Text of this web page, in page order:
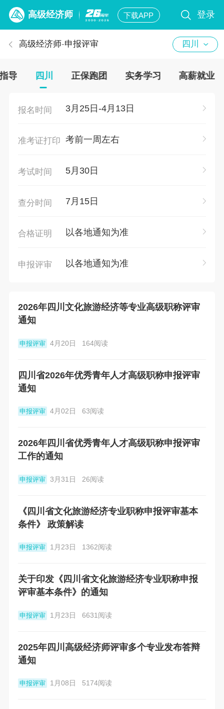
高级经济师 下载APP 登录
四川
高级经济师-申报评审
导 四川 正保跑团 实务学习 高薪就业
报名时间 3月25日-4月13日
准考证打印 考前一周左右
考试时间 5月30日
查分时间 7月15日
合格证明 以各地通知为准
申报评审 以各地通知为准
2026年四川文化旅游经济等专业高级职称评审
通知
申报评审 4月20日 164阅读
四川省2026年优秀青年人才高级职称申报评审
通知
申报评审 4月02日 63阅读
2026年四川省优秀青年人才高级职称申报评审
工作的通知
申报评审 3月31日 26阅读
《四川省文化旅游经济专业职称申报评审基本
条件》 政策解读
申报评审 1月23日 1362阅读
关于印发《四川省文化旅游经济专业职称申报
评审基本条件》的通知
申报评审 1月23日 6631阅读
2025年四川高级经济师评审多个专业发布答辩
通知
申报评审 1月08日 5174阅读